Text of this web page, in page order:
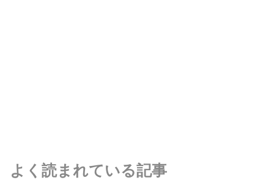
よく読まれている記事